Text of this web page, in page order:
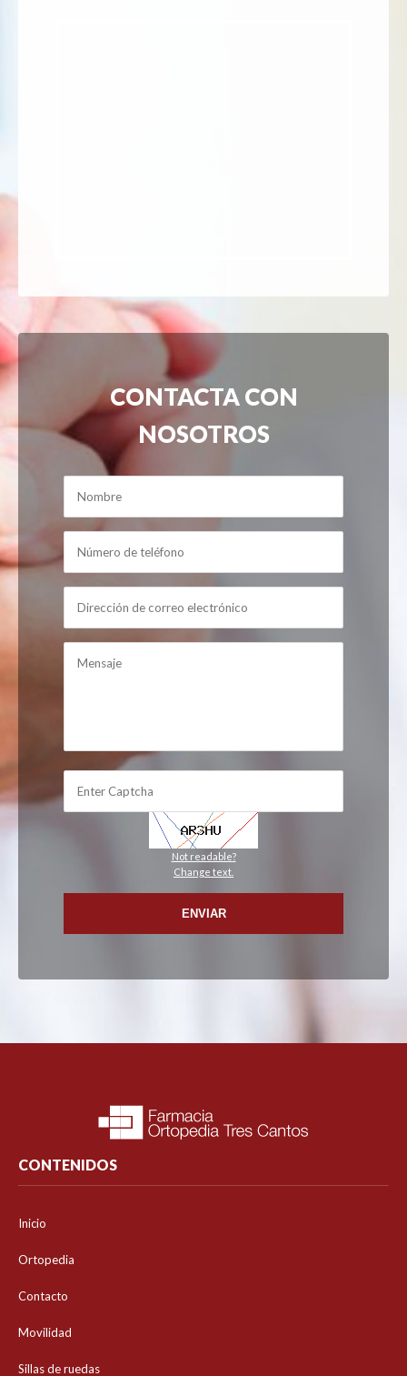
CONTACTA CON
NOSOTROS
Not readable?
Change text.
ENVIAR
CONTENIDOS
Inicio
Ortopedia
Contacto
Movilidad
Sillas de ruedas